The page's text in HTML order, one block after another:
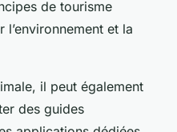
de tourisme
et la
il peut également
des guides